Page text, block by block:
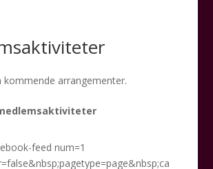
kommende arrangementer.
feed num=1